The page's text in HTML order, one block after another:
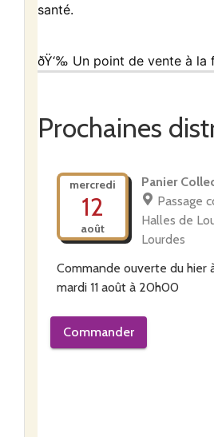
santé.
ðŸ‘‰ Un point de vente à la
l’incontournableOccitane!
Je propose également la
Prochaines
mercredi
12
août
Panier
Passage
Halles de
Lourdes
Commande ouverte du hier
mardi 11 août à 20h00
Commander